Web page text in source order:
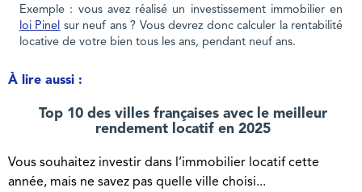
Exemple : vous avez réalisé un investissement immobilier en
loi Pinel sur neuf ans ? Vous devrez donc calculer la rentabilité
locative de votre bien tous les ans, pendant neuf ans.
À lire aussi :
Top 10 des villes françaises avec le meilleur
rendement locatif en 2025
Vous souhaitez investir dans l’immobilier locatif cette
année, mais ne savez pas quelle ville choisi...